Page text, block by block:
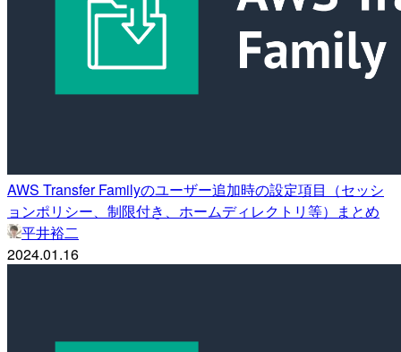
AWS Transfer Familyのユーザー追加時の設定項目（セッシ
ョンポリシー、制限付き、ホームディレクトリ等）まとめ
平井裕二
2024.01.16